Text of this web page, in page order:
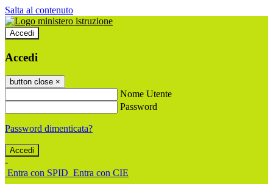
Salta al contenuto
Accedi
Accedi
button close ×
Nome Utente
Password
Password dimenticata?
-
Entra con SPID Entra con CIE